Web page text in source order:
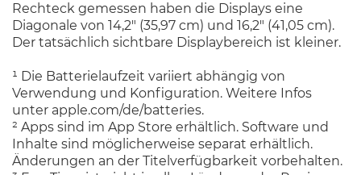
Rechteck gemessen haben die Displays eine
Diagonale von 14,2" (35,97 cm) und 16,2" (41,05 cm).
Der tatsächlich sichtbare Displaybereich ist kleiner.
¹ Die Batterielaufzeit variiert abhängig von
Verwendung und Konfiguration. Weitere Infos
unter apple.com/de/batteries.
² Apps sind im App Store erhältlich. Software und
Inhalte sind möglicherweise separat erhältlich.
Änderungen an der Titelverfügbarkeit vorbehalten.